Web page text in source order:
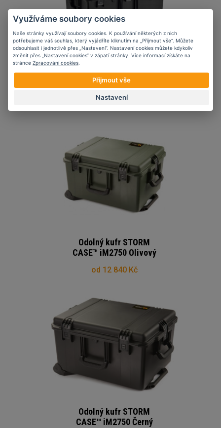
Odolný kufr STORM
CASE™ iM2975 Černý
od 14 610 Kč
Odolný kufr STORM
CASE™ iM2750 Olivový
od 12 840 Kč
Odolný kufr STORM
CASE™ iM2750 Černý
Využíváme soubory cookies
Naše stránky využívají soubory cookies. K používání některých z nich
potřebujeme váš souhlas, který vyjádříte kliknutím na „Přijmout vše“. Můžete
odsouhlasit i jednotlivě přes „Nastavení“. Nastavení cookies můžete kdykoliv
změnit přes „Nastavení cookies“ v zápatí stránky. Více informací získáte na
stránce Zpracování cookies
Přijmout vše
Nastavení